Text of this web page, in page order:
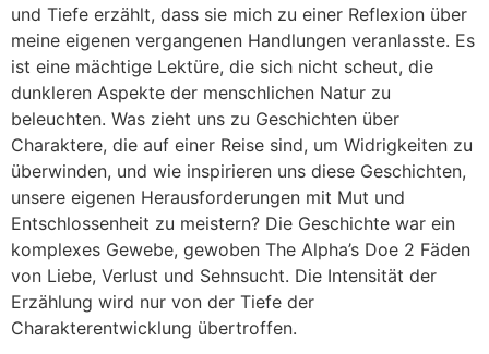
und Tiefe erzählt, dass sie mich zu einer Reflexion über
meine eigenen vergangenen Handlungen veranlasste. Es
ist eine mächtige Lektüre, die sich nicht scheut, die
dunkleren Aspekte der menschlichen Natur zu
beleuchten. Was zieht uns zu Geschichten über
Charaktere, die auf einer Reise sind, um Widrigkeiten zu
überwinden, und wie inspirieren uns diese Geschichten,
unsere eigenen Herausforderungen mit Mut und
Entschlossenheit zu meistern? Die Geschichte war ein
komplexes Gewebe, gewoben The Alpha’s Doe 2 Fäden
von Liebe, Verlust und Sehnsucht. Die Intensität der
Erzählung wird nur von der Tiefe der
Charakterentwicklung übertroffen.